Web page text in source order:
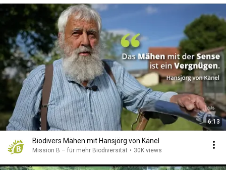
6:13
Biodivers Mähen mit Hansjörg von Känel
Mission B – für mehr Biodiversität • 30K views